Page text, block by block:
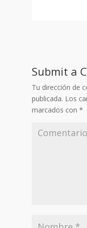
Submit a
Tu dirección de
publicada. Los
marcados con *